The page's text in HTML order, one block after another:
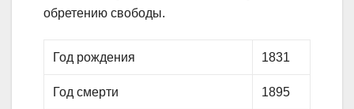
обретению свободы.
Год рождения 1831
Год смерти 1895